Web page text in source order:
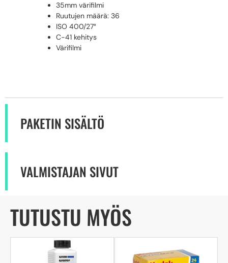
35mm värifilmi
Ruutujen määrä: 36
ISO 400/27°
C-41 kehitys
Värifilmi
PAKETIN SISÄLTÖ
VALMISTAJAN SIVUT
TUTUSTU MYÖS